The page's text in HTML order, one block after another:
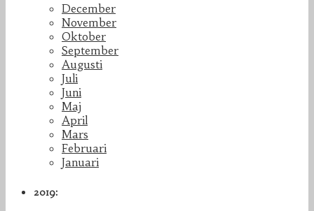
December
November
Oktober
September
Augusti
Juli
Juni
Maj
April
Mars
Februari
Januari
2019: